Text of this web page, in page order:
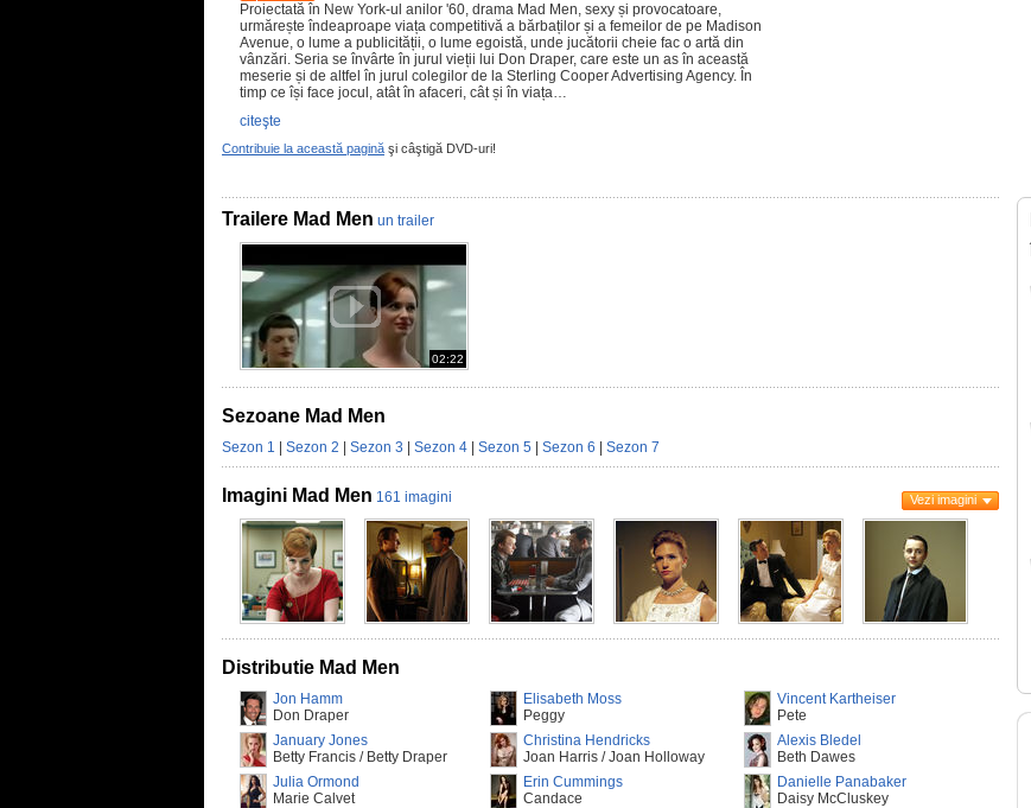
Proiectată în New York-ul anilor '60, drama Mad Men, sexy și provocatoare,
urmărește îndeaproape viața competitivă a bărbaților și a femeilor de pe Madison
Avenue, o lume a publicității, o lume egoistă, unde jucătorii cheie fac o artă din
vânzări. Seria se învârte în jurul vieții lui Don Draper, care este un as în această
meserie și de altfel în jurul colegilor de la Sterling Cooper Advertising Agency. În
timp ce își face jocul, atât în afaceri, cât și în viața…
citeşte
Contribuie la această pagină şi câştigă DVD-uri!
Trailere Mad Men un trailer
02:22
Sezoane Mad Men
Sezon 1 Sezon 2 Sezon 3 Sezon 4 Sezon 5 Sezon 6 Sezon 7
Imagini Mad Men 161 imagini Vezi imagini
Distributie Mad Men
Jon Hamm
Don Draper
Elisabeth Moss
Peggy
Vincent Kartheiser
Pete
January Jones
Betty Francis / Betty Draper
Christina Hendricks
Joan Harris / Joan Holloway
Alexis Bledel
Beth Dawes
Julia Ormond
Marie Calvet
Erin Cummings
Candace
Danielle Panabaker
Daisy McCluskey